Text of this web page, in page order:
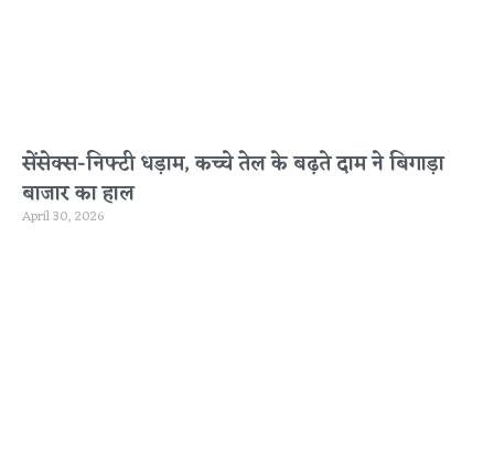
सेंसेक्स-निफ्टी धड़ाम, कच्चे तेल के बढ़ते दाम ने बिगाड़ा
बाजार का हाल
April 30, 2026